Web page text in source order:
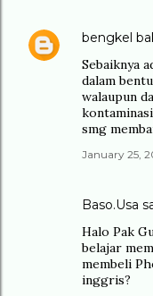
bengkel
Sebaiknya
dalam
walaupun
smg
January 25,
Baso.Usa
Halo Pak
belajar
membeli
inggris?